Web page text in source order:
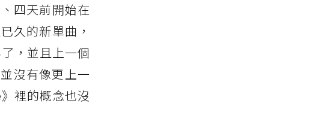
四天前開始在
久的新單曲，
，並且上一個
沒有像更上一
裡的概念也沒